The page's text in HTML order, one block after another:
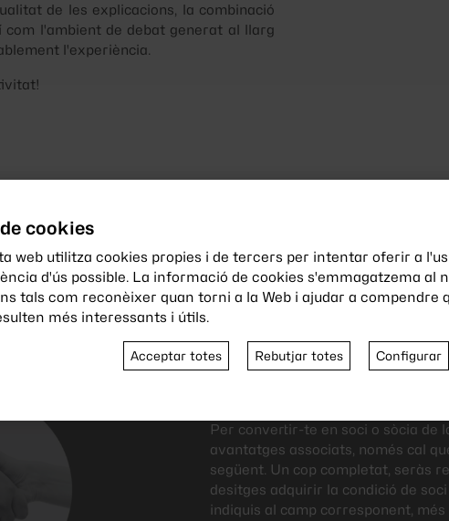
de les explicacions, la combinació
l'ambient de debat generat al llarg
l'experiència.
Col·labora
La nostra
la implicació i el
Per convertir-te en soci o sòcia de
avantatges associats, només cal
següent. Un cop completat, seràs
desitges adquirir la condició de
indiquis al camp corresponent,
cookies
web utilitza cookies propies i de tercers per intentar oferir a
d'ús possible. La informació de cookies s'emmagatzema al
tals com reconèixer quan torni a la Web i ajudar a compendre
més interessants i útils.
Acceptar totes Rebutjar totes Configurar